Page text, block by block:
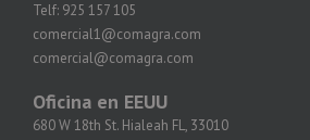
Telf: 925 157 105
comercial1@comagra.com
comercial@comagra.com
Oficina en EEUU
680 W 18th St. Hialeah FL, 33010